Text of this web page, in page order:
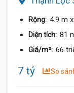
Rộng: 4.9 m
Diện tích: 81
Giá/m²: 66
7 tỷ So